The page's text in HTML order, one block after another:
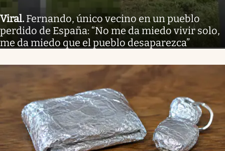
Viral. Fernando, único vecino en un pueblo
perdido de España: “No me da miedo vivir solo,
me da miedo que el pueblo desaparezca”